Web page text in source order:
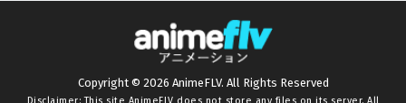
Copyright © 2026 AnimeFLV. All Rights Reserved